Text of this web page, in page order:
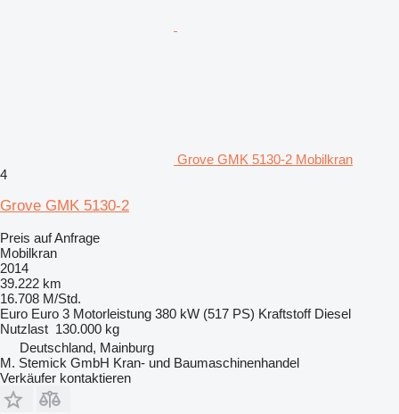
Grove GMK 5130-2 Mobilkran
4
Grove GMK 5130-2
Preis auf Anfrage
Mobilkran
2014
39.222 km
16.708 M/Std.
Euro Euro 3 Motorleistung 380 kW (517 PS) Kraftstoff Diesel
Nutzlast 130.000 kg
Deutschland, Mainburg
M. Stemick GmbH Kran- und Baumaschinenhandel
Verkäufer kontaktieren